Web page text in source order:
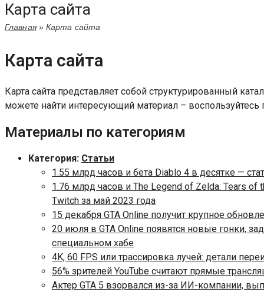
Карта сайта
Главная»Карта сайта
Карта сайта
Карта сайта представляет собой структурированный
можете найти интересующий материал – воспользуйтесь
Материалы по категориям
Категория: Статьи
1.55 млрд часов и бета Diablo 4 в десятке —
1.76 млрд часов и The Legend of Zelda: Tears of
Twitch за май 2023 года
15 декабря GTA Online получит крупное
20 июля в GTA Online появятся новые гонки,
специальном хабе
4K, 60 FPS или трассировка лучей: детали
56% зрителей YouTube считают прямые
Актер GTA 5 взорвался из-за ИИ-компании,